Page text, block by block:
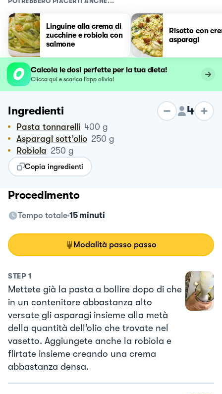
Linguine alla crema di
zucchine e robiola con
salmone
Risotto con
asparagi
Calcola le dosi perfette per la tua dieta!
Clicca qui e scarica l’app olivia!
Ingredienti 4
Pasta tonnarelli 400 g
Asparagi sott’olio 250 g
Robiola 250 g
Copia ingredienti
Procedimento
Tempo totale 15 minuti
Modalità passo passo
STEP 1
Mettete già la pasta a bollire dopo di che
in un contenitore abbastanza alto
versate gli asparagi insieme alla metà
della quantità dell’olio che trovate nel
vasetto. Aggiungete anche la robiola e
flirtate insieme creando una crema
abbastanza densa.